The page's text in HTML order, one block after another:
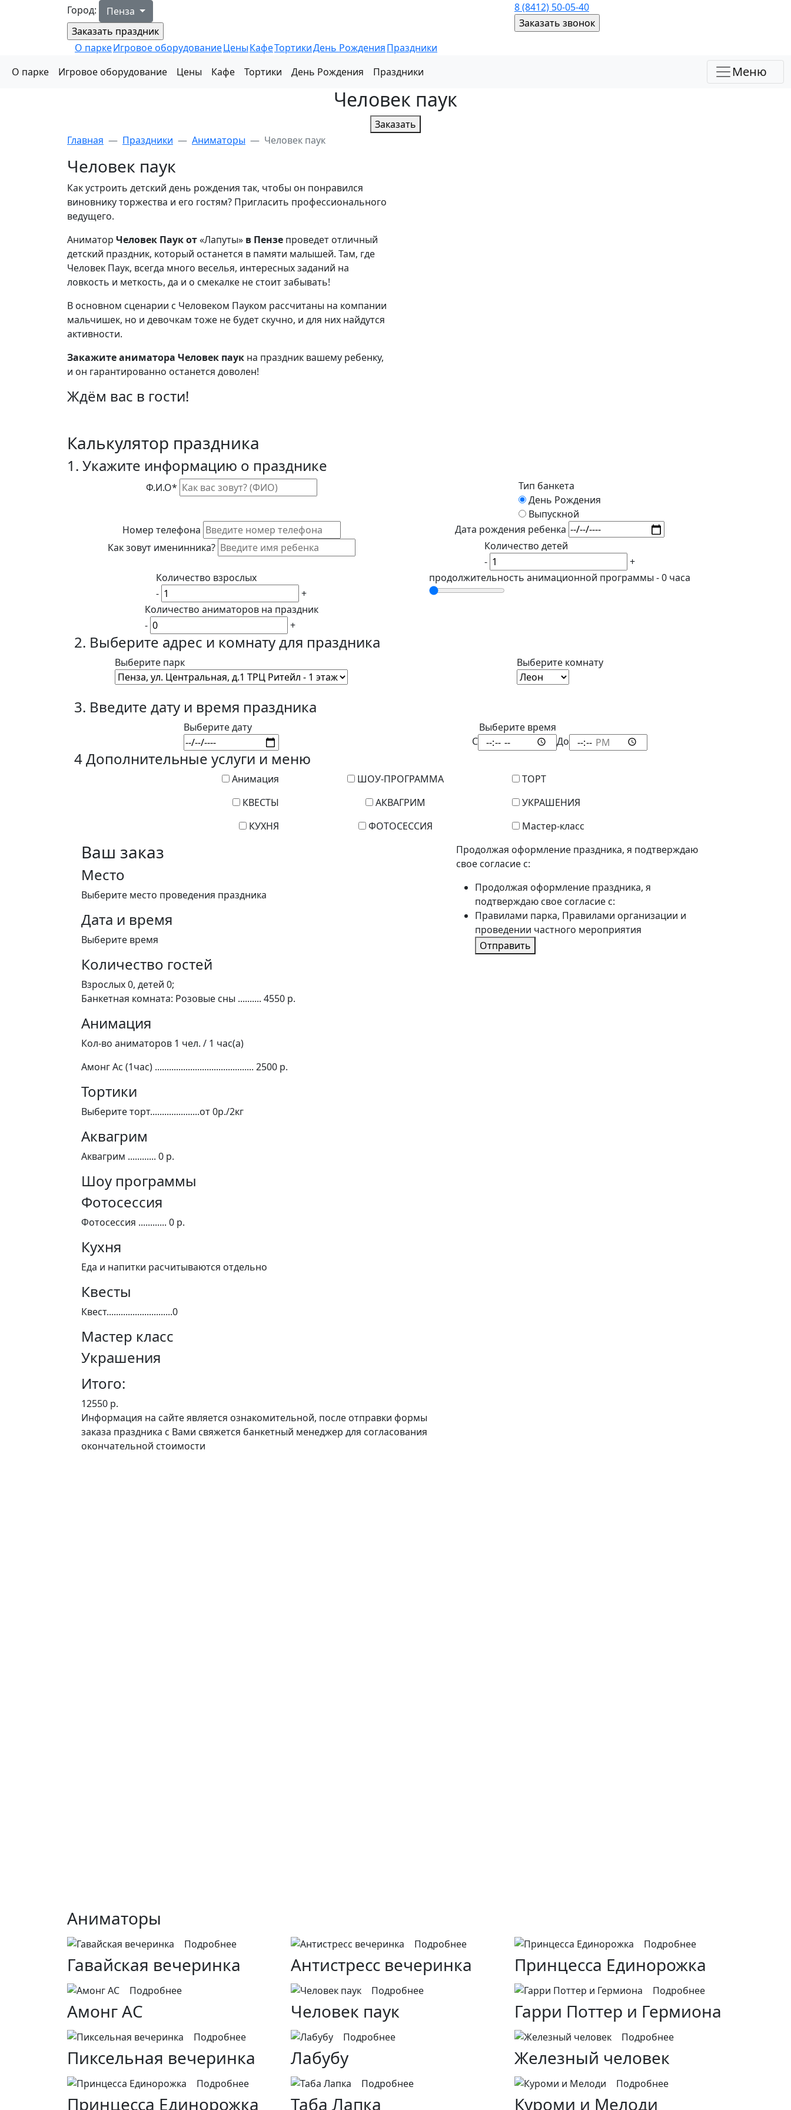
Город: Пенза 8 (8412) 50-05-40
О паркеИгровое оборудованиеЦеныКафеТортикиДень РожденияПраздники
Меню
О парке Игровое оборудование Цены Кафе Тортики День Рождения Праздники
Человек паук
Заказать
Главная
Праздники Аниматоры Человек паук
Человек паук
Как устроить детский день рождения так, чтобы он понравился
виновнику торжества и его гостям? Пригласить профессионального
ведущего.
Аниматор Человек Паук от«Лапуты» в Пензе проведет отличный
детский праздник, который останется в памяти малышей. Там, где
Человек Паук, всегда много веселья, интересных заданий на
ловкость и меткость, да и о смекалке не стоит забывать!
В основном сценарии с Человеком Пауком рассчитаны на компании
мальчишек, но и девочкам тоже не будет скучно, и для них найдутся
активности.
Закажите аниматора Человек паук на праздник вашему ребенку,
и он гарантированно останется доволен!
Ждём вас в гости!
Калькулятор праздника
1. Укажите информацию о празднике
Ф.И.О*
Тип банкета
День Рождения
Выпускной
Номер телефона
Дата рождения ребенка
Как зовут именинника?
Количество детей
-
+
Количество взрослых
-
+
продолжительность анимационной программы -0 часа
Количество аниматоров на праздник
-
+
2. Выберите адрес и комнату для праздника
Выберите парк Выберите комнату
3. Введите дату и время праздника
Выберите дату
Выберите время
С
До
4 Дополнительные услуги и меню
Анимация ШОУ-ПРОГРАММА
ТОРТ
КВЕСТЫ
АКВАГРИМ
УКРАШЕНИЯ
КУХНЯ
ФОТОСЕССИЯ Мастер-класс
Ваш заказ
Место
Выберите место проведения праздника
Дата и время
Выберите время
Количество гостей
Взрослых0, детей 0;
Банкетная комната: Розовые сны .......... 4550 р.
Анимация
Кол-во аниматоров 1 чел. / 1 час(а)
Амонг Ас (1час) .......................................... 2500 р.
Тортики
Выберите торт.....................от0р./2кг
Аквагрим
Аквагрим ............ 0 р.
Шоу программы
Фотосессия
Фотосессия ............ 0 р.
Кухня
Еда и напитки расчитываются отдельно
Квесты
Квест............................0
Мастер класс
Украшения
Итого:
12550 р.
Информация на сайте является ознакомительной, после отправки формы
заказа праздника с Вами свяжется банкетный менеджер для согласования
окончательной стоимости
Продолжая оформление праздника, я подтверждаю
свое согласие с:
Продолжая оформление праздника, я
подтверждаю свое согласие с:
Правилами парка, Правилами организации и
проведении частного мероприятия
Отправить
Аниматоры
Подробнее
Гавайская вечеринка
Подробнее
Антистресс вечеринка
Подробнее
Принцесса Единорожка
Подробнее
Амонг АС
Подробнее
Человек паук
Подробнее
Гарри Поттер и Гермиона
Подробнее
Пиксельная вечеринка
Подробнее
Лабубу
Подробнее
Железный человек
Подробнее
Принцесса Единорожка
Подробнее
Таба Лапка
Подробнее
Куроми и Мелоди